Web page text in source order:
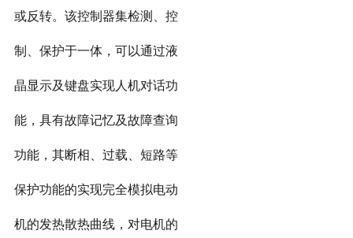
或反转。该控制器集检测、控
制、保护于一体，可以通过液
晶显示及键盘实现人机对话功
能，具有故障记忆及故障查询
功能，其断相、过载、短路等
保护功能的实现完全模拟电动
机的发热散热曲线，对电机的